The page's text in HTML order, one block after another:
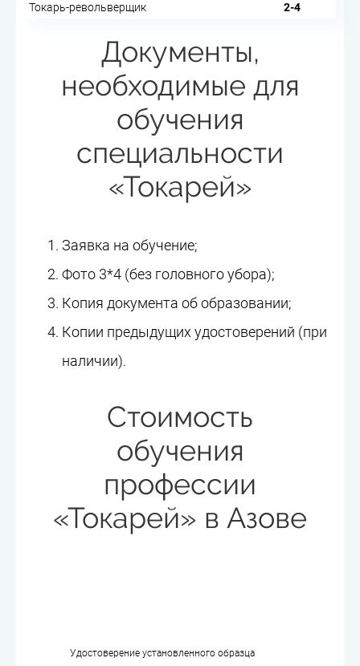
Токарь-револьверщик
2-4
Документы,
необходимые для
обучения
специальности
«Токарей»
Заявка на обучение;
Фото 3*4 (без головного убора);
Копия документа об образовании;
Копии предыдущих удостоверений (при
наличии).
Стоимость
обучения
профессии
«Токарей» в Азове
Удостоверение установленного образца